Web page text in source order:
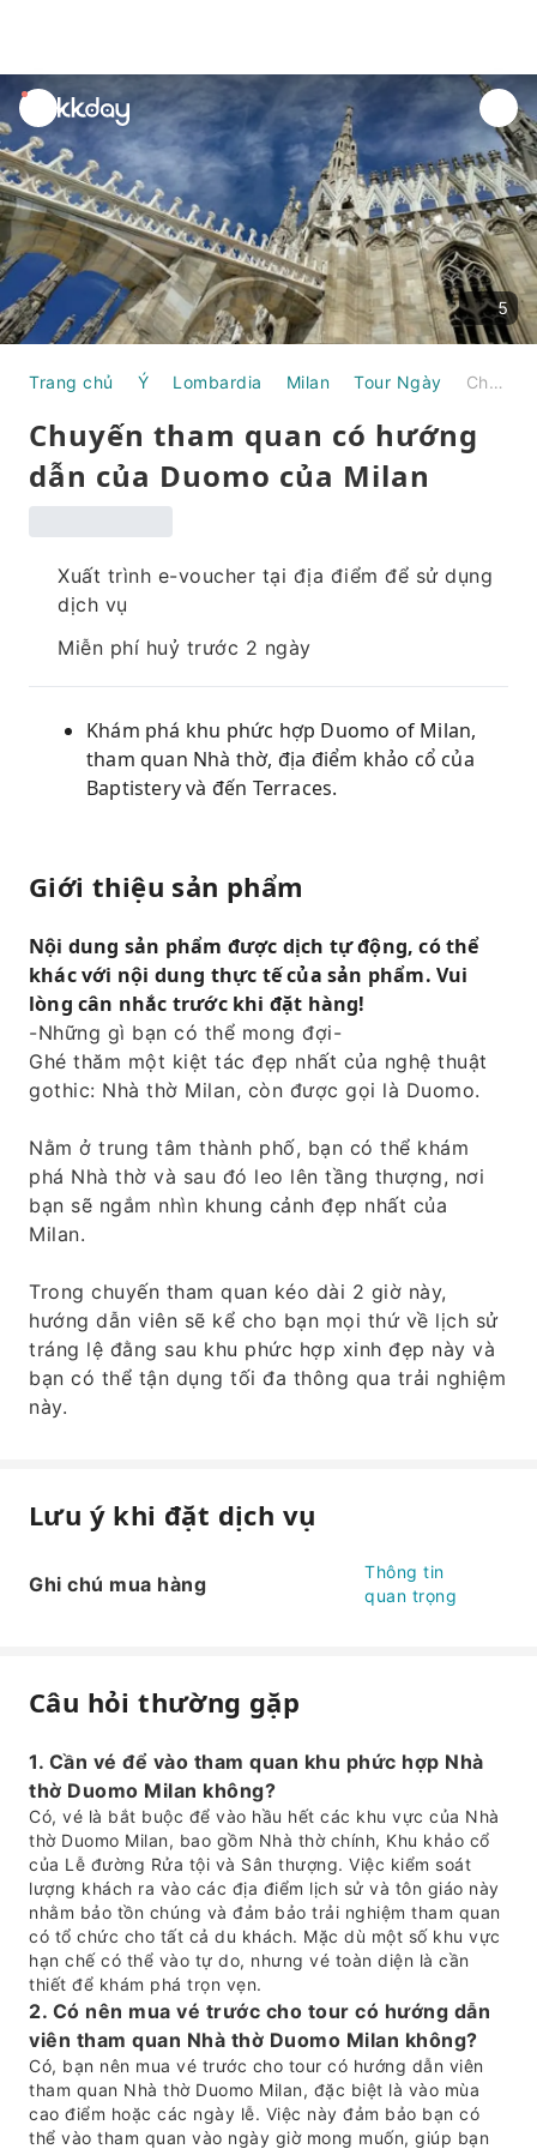
unread
notifications
5
Trang chủ Ý Lombardia Milan Tour Ngày Chuyến tham quan có hướng dẫn của Duomo của Milan
Chuyến tham quan có hướng
dẫn của Duomo của Milan
Xuất trình e-voucher tại địa điểm để sử dụng
dịch vụ
Miễn phí huỷ trước 2 ngày
Khám phá khu phức hợp Duomo of Milan,
tham quan Nhà thờ, địa điểm khảo cổ của
Baptistery và đến Terraces.
Giới thiệu sản phẩm
Nội dung sản phẩm được dịch tự động, có thể
khác với nội dung thực tế của sản phẩm. Vui
lòng cân nhắc trước khi đặt hàng!
-Những gì bạn có thể mong đợi-
Ghé thăm một kiệt tác đẹp nhất của nghệ thuật
gothic: Nhà thờ Milan, còn được gọi là Duomo.
Nằm ở trung tâm thành phố, bạn có thể khám
phá Nhà thờ và sau đó leo lên tầng thượng, nơi
bạn sẽ ngắm nhìn khung cảnh đẹp nhất của
Milan.
Trong chuyến tham quan kéo dài 2 giờ này,
hướng dẫn viên sẽ kể cho bạn mọi thứ về lịch sử
tráng lệ đằng sau khu phức hợp xinh đẹp này và
bạn có thể tận dụng tối đa thông qua trải nghiệm
này.
Lưu ý khi đặt dịch vụ
Ghi chú mua hàng
Thông tin
quan trọng
Câu hỏi thường gặp
1. Cần vé để vào tham quan khu phức hợp Nhà
thờ Duomo Milan không?
Có, vé là bắt buộc để vào hầu hết các khu vực của Nhà
thờ Duomo Milan, bao gồm Nhà thờ chính, Khu khảo cổ
của Lễ đường Rửa tội và Sân thượng. Việc kiểm soát
lượng khách ra vào các địa điểm lịch sử và tôn giáo này
nhằm bảo tồn chúng và đảm bảo trải nghiệm tham quan
có tổ chức cho tất cả du khách. Mặc dù một số khu vực
hạn chế có thể vào tự do, nhưng vé toàn diện là cần
thiết để khám phá trọn vẹn.
2. Có nên mua vé trước cho tour có hướng dẫn
viên tham quan Nhà thờ Duomo Milan không?
Có, bạn nên mua vé trước cho tour có hướng dẫn viên
tham quan Nhà thờ Duomo Milan, đặc biệt là vào mùa
cao điểm hoặc các ngày lễ. Việc này đảm bảo bạn có
thể vào tham quan vào ngày giờ mong muốn, giúp bạn